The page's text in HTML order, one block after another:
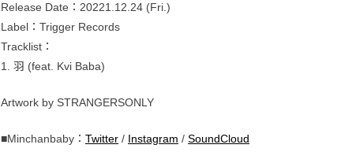
Release Date：20221.12.24 (Fri.)
Label：Trigger Records
Tracklist：
1. 羽 (feat. Kvi Baba)
Artwork by STRANGERSONLY
■Minchanbaby： Twitter / Instagram / SoundCloud